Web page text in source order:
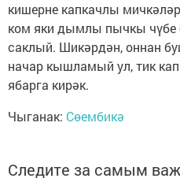
кишерне капкачлы
ком яки дымлы пычкы
саклый. Шикәрдән, оннан
начар кышламый ул, тик
ябарга кирәк.
Чыганак: Сөембикә
Следите за самым